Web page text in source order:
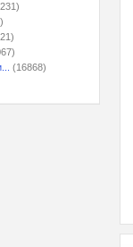
(16868)